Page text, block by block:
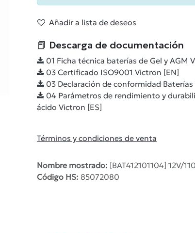
Añadir a lista de deseos
📕 Descarga de documentación
01 Ficha técnica baterías de Gel y AGM
03 Certificado ISO9001 Victron [EN]
03 Declaración de conformidad
04 Parámetros de rendimiento y
ácido Victron [ES]
Términos y condiciones de venta
Nombre mostrado: [BAT412101104] 12V/
Código HS: 85072080